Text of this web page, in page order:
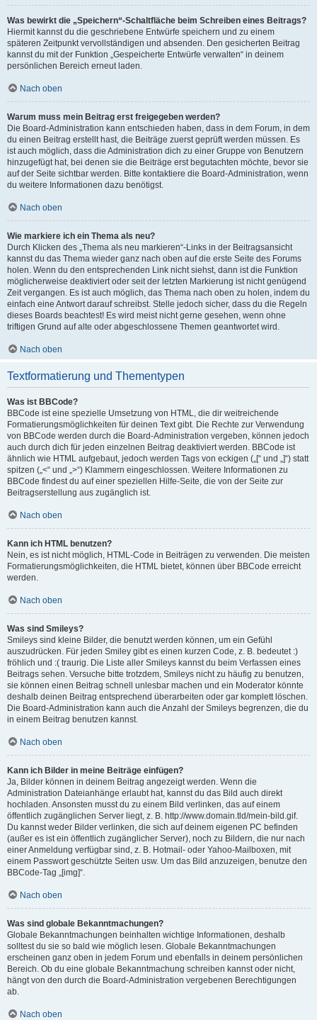
Was bewirkt die „Speichern“-Schaltfläche beim Schreiben eines Beitrags?
Hiermit kannst du die geschriebene Entwürfe speichern und zu einem
späteren Zeitpunkt vervollständigen und absenden. Den gesicherten Beitrag
kannst du mit der Funktion „Gespeicherte Entwürfe verwalten“ in deinem
persönlichen Bereich erneut laden.
Nach oben
Warum muss mein Beitrag erst freigegeben werden?
Die Board-Administration kann entschieden haben, dass in dem Forum, in dem
du einen Beitrag erstellt hast, die Beiträge zuerst geprüft werden müssen. Es
ist auch möglich, dass die Administration dich zu einer Gruppe von Benutzern
hinzugefügt hat, bei denen sie die Beiträge erst begutachten möchte, bevor sie
auf der Seite sichtbar werden. Bitte kontaktiere die Board-Administration, wenn
du weitere Informationen dazu benötigst.
Nach oben
Wie markiere ich ein Thema als neu?
Durch Klicken des „Thema als neu markieren“-Links in der Beitragsansicht
kannst du das Thema wieder ganz nach oben auf die erste Seite des Forums
holen. Wenn du den entsprechenden Link nicht siehst, dann ist die Funktion
möglicherweise deaktiviert oder seit der letzten Markierung ist nicht genügend
Zeit vergangen. Es ist auch möglich, das Thema nach oben zu holen, indem du
einfach eine Antwort darauf schreibst. Stelle jedoch sicher, dass du die Regeln
dieses Boards beachtest! Es wird meist nicht gerne gesehen, wenn ohne
triftigen Grund auf alte oder abgeschlossene Themen geantwortet wird.
Nach oben
Textformatierung und Thementypen
Was ist BBCode?
BBCode ist eine spezielle Umsetzung von HTML, die dir weitreichende
Formatierungsmöglichkeiten für deinen Text gibt. Die Rechte zur Verwendung
von BBCode werden durch die Board-Administration vergeben, können jedoch
auch durch dich für jeden einzelnen Beitrag deaktiviert werden. BBCode ist
ähnlich wie HTML aufgebaut, jedoch werden Tags von eckigen („[“ und „]“) statt
spitzen („<“ und „>“) Klammern eingeschlossen. Weitere Informationen zu
BBCode findest du auf einer speziellen Hilfe-Seite, die von der Seite zur
Beitragserstellung aus zugänglich ist.
Nach oben
Kann ich HTML benutzen?
Nein, es ist nicht möglich, HTML-Code in Beiträgen zu verwenden. Die meisten
Formatierungsmöglichkeiten, die HTML bietet, können über BBCode erreicht
werden.
Nach oben
Was sind Smileys?
Smileys sind kleine Bilder, die benutzt werden können, um ein Gefühl
auszudrücken. Für jeden Smiley gibt es einen kurzen Code, z. B. bedeutet :)
fröhlich und :( traurig. Die Liste aller Smileys kannst du beim Verfassen eines
Beitrags sehen. Versuche bitte trotzdem, Smileys nicht zu häufig zu benutzen,
sie können einen Beitrag schnell unlesbar machen und ein Moderator könnte
deshalb deinen Beitrag entsprechend überarbeiten oder gar komplett löschen.
Die Board-Administration kann auch die Anzahl der Smileys begrenzen, die du
in einem Beitrag benutzen kannst.
Nach oben
Kann ich Bilder in meine Beiträge einfügen?
Ja, Bilder können in deinem Beitrag angezeigt werden. Wenn die
Administration Dateianhänge erlaubt hat, kannst du das Bild auch direkt
hochladen. Ansonsten musst du zu einem Bild verlinken, das auf einem
öffentlich zugänglichen Server liegt, z. B. http://www.domain.tld/mein-bild.gif.
Du kannst weder Bilder verlinken, die sich auf deinem eigenen PC befinden
(außer es ist ein öffentlich zugänglicher Server), noch zu Bildern, die nur nach
einer Anmeldung verfügbar sind, z. B. Hotmail- oder Yahoo-Mailboxen, mit
einem Passwort geschützte Seiten usw. Um das Bild anzuzeigen, benutze den
BBCode-Tag „[img]“.
Nach oben
Was sind globale Bekanntmachungen?
Globale Bekanntmachungen beinhalten wichtige Informationen, deshalb
solltest du sie so bald wie möglich lesen. Globale Bekanntmachungen
erscheinen ganz oben in jedem Forum und ebenfalls in deinem persönlichen
Bereich. Ob du eine globale Bekanntmachung schreiben kannst oder nicht,
hängt von den durch die Board-Administration vergebenen Berechtigungen
ab.
Nach oben